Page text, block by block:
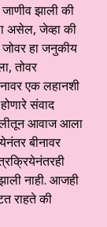
जाणीव झाली की
असेल, जेव्हा की
हा जनुकीय
तोवर
एक लहानशी
संवाद
आवाज आला
बीनावर
नाही. आजही
राहते की